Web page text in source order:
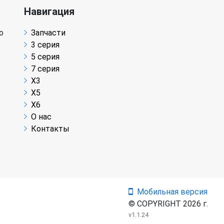
Навигация
Запчасти
3 серия
5 серия
7 серия
X3
X5
X6
О нас
Контакты
Мобильная версия
© COPYRIGHT 2026 г.
v1.1.24